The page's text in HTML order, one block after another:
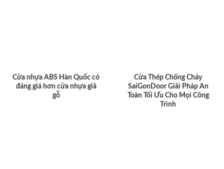
Cửa nhựa ABS Hàn Quốc có
đáng giá hơn cửa nhựa giả
gỗ
Cửa Thép Chống Cháy
SaiGonDoor Giải Pháp An
Toàn Tối Ưu Cho Mọi Công
Trình